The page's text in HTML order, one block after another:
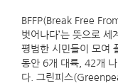
BFFP(Break Free
벗어나다’는 뜻으로 세
평범한 시민들이 모여
동안 6개 대륙, 42개
다. 그린피스